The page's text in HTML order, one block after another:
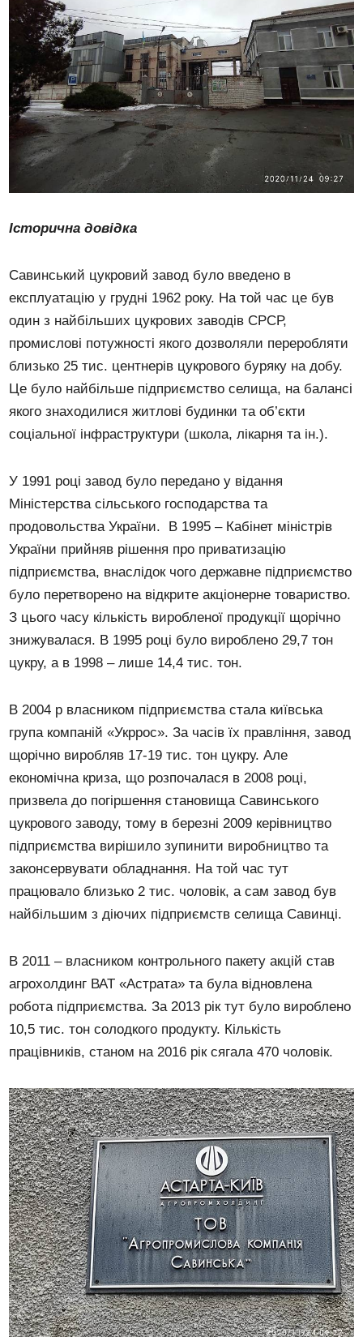
Історична довідка
Савинський цукровий завод було введено в
експлуатацію у грудні 1962 року. На той час це був
один з найбільших цукрових заводів СРСР,
промислові потужності якого дозволяли переробляти
близько 25 тис. центнерів цукрового буряку на добу.
Це було найбільше підприємство селища, на балансі
якого знаходилися житлові будинки та об’єкти
соціальної інфраструктури (школа, лікарня та ін.).
У 1991 році завод було передано у відання
Міністерства сільського господарства та
продовольства України. В 1995 – Кабінет міністрів
України прийняв рішення про приватизацію
підприємства, внаслідок чого державне підприємство
було перетворено на відкрите акціонерне товариство.
З цього часу кількість виробленої продукції щорічно
знижувалася. В 1995 році було вироблено 29,7 тон
цукру, а в 1998 – лише 14,4 тис. тон.
В 2004 р власником підприємства стала київська
група компаній «Укррос». За часів їх правління, завод
щорічно виробляв 17-19 тис. тон цукру. Але
економічна криза, що розпочалася в 2008 році,
призвела до погіршення становища Савинського
цукрового заводу, тому в березні 2009 керівництво
підприємства вирішило зупинити виробництво та
законсервувати обладнання. На той час тут
працювало близько 2 тис. чоловік, а сам завод був
найбільшим з діючих підприємств селища Савинці.
В 2011 – власником контрольного пакету акцій став
агрохолдинг ВАТ «Астрата» та була відновлена
робота підприємства. За 2013 рік тут було вироблено
10,5 тис. тон солодкого продукту. Кількість
працівників, станом на 2016 рік сягала 470 чоловік.